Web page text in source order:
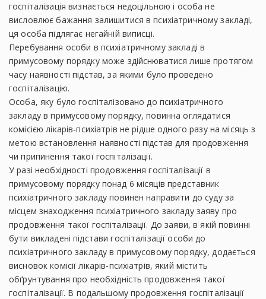
госпіталізація визнається недоцільною і особа не
висловлює бажання залишитися в психіатричному закладі,
ця особа підлягає негайній виписці.
Перебування особи в психіатричному закладі в
примусовому порядку може здійснюватися лише протягом
часу наявності підстав, за якими було проведено
госпіталізацію.
Особа, яку було госпіталізовано до психіатричного
закладу в примусовому порядку, повинна оглядатися
комісією лікарів-психіатрів не рідше одного разу на місяць з
метою встановлення наявності підстав для продовження
чи припинення такої госпіталізації.
У разі необхідності продовження госпіталізації в
примусовому порядку понад 6 місяців представник
психіатричного закладу повинен направити до суду за
місцем знаходження психіатричного закладу заяву про
продовження такої госпіталізації. До заяви, в якій повинні
бути викладені підстави госпіталізації особи до
психіатричного закладу в примусовому порядку, додається
висновок комісії лікарів-психіатрів, який містить
обґрунтування про необхідність продовження такої
госпіталізації. В подальшому продовження госпіталізації